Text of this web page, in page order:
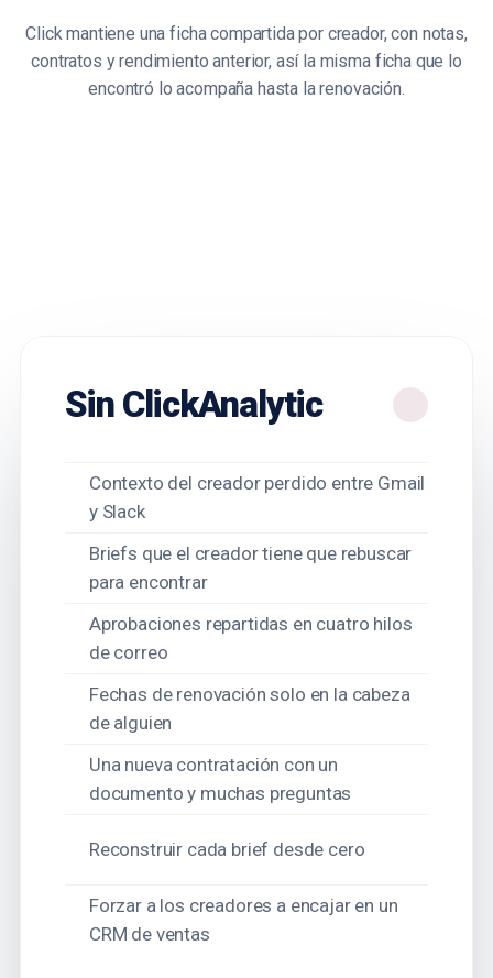
Click mantiene una ficha compartida por creador, con notas,
contratos y rendimiento anterior, así la misma ficha que lo
encontró lo acompaña hasta la renovación.
Sin ClickAnalytic
Contexto del creador perdido entre Gmail
y Slack
Briefs que el creador tiene que rebuscar
para encontrar
Aprobaciones repartidas en cuatro hilos
de correo
Fechas de renovación solo en la cabeza
de alguien
Una nueva contratación con un
documento y muchas preguntas
Reconstruir cada brief desde cero
Forzar a los creadores a encajar en un
CRM de ventas